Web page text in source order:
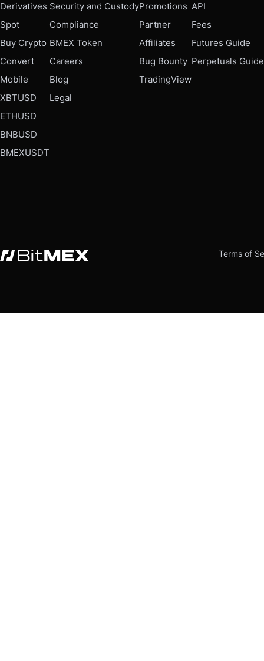
Derivatives
Spot
Buy Crypto
Convert
Mobile
XBTUSD
ETHUSD
BNBUSD
BMEXUSDT
Security and Custody
Compliance
BMEX Token
Careers
Blog
Legal
Promotions
Partner
Affiliates
Bug Bounty
TradingView
API
Fees
Futures Guide
Perpetuals Guide
Terms of